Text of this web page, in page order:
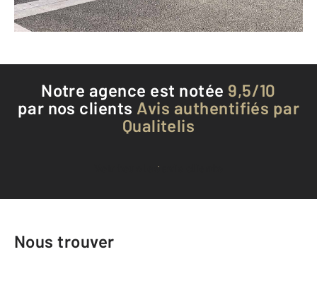
Téléphoner à l'agence
Notre agence est notée 9,5/10
par nos clients Avis authentifiés par
Qualitelis
Voir tous les avis clients
Nous trouver